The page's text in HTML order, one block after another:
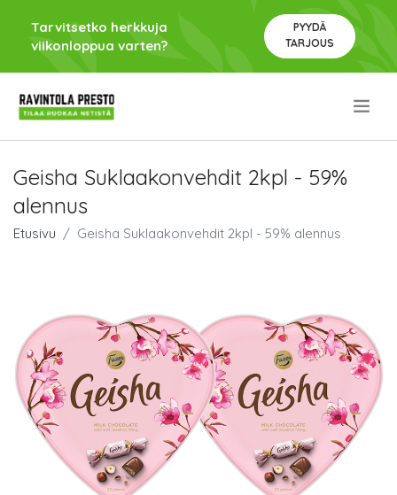
Tarvitsetko herkkuja
viikonloppua varten?
PYYDÄ
TARJOUS
Geisha Suklaakonvehdit 2kpl - 59%
alennus
Etusivu Geisha Suklaakonvehdit 2kpl - 59% alennus